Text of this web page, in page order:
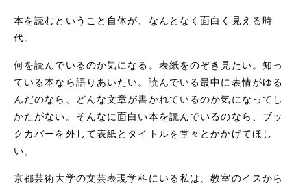
本を読むということ自体が、なんとなく面白く見える時
代。
何を読んでいるのか気になる。表紙をのぞき見たい。知っ
ている本なら語りあいたい。読んでいる最中に表情がゆる
んだのなら、どんな文章が書かれているのか気になってし
かたがない。そんなに面白い本を読んでいるのなら、ブッ
クカバーを外して表紙とタイトルを堂々とかかげてほし
い。
京都芸術大学の文芸表現学科にいる私は、教室のイスから